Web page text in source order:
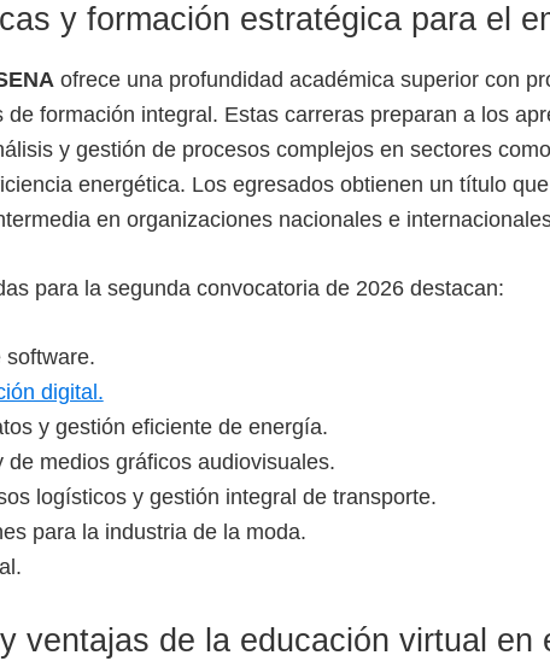
y formación estratégica para el
ofrece una profundidad académica superior con
formación integral. Estas carreras preparan a los
y gestión de procesos complejos en sectores
energética. Los egresados obtienen un título
en organizaciones nacionales e
para la segunda convocatoria de 2026 destacan:
software.
digital.
y gestión eficiente de energía.
de medios gráficos audiovisuales.
logísticos y gestión integral de transporte.
para la industria de la moda.
ventajas de la educación virtual en